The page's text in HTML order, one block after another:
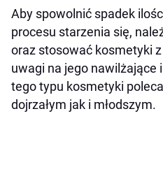
Aby spowolnić spadek
procesu starzenia się,
oraz stosować kosmetyki
uwagi na jego nawilżające
tego typu kosmetyki
dojrzałym jak i młodszym.